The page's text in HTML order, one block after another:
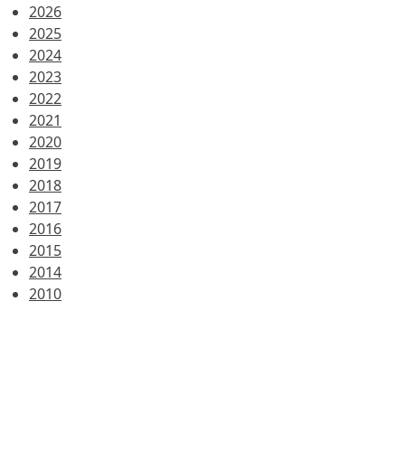
2026
2025
2024
2023
2022
2021
2020
2019
2018
2017
2016
2015
2014
2010